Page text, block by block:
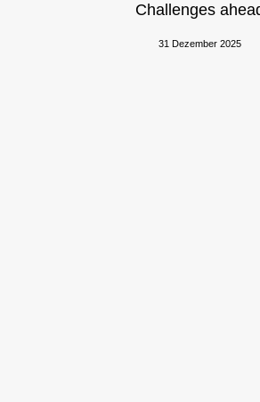
Challenges
31 Dezember 2025